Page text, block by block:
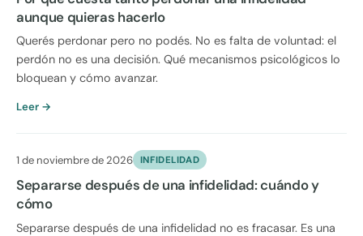
aunque quieras hacerlo
Querés perdonar pero no podés. No es falta de voluntad: el
perdón no es una decisión. Qué mecanismos psicológicos lo
bloquean y cómo avanzar.
Leer →
1 de noviembre de 2026 INFIDELIDAD
Separarse después de una infidelidad: cuándo y
cómo
Separarse después de una infidelidad no es fracasar. Es una